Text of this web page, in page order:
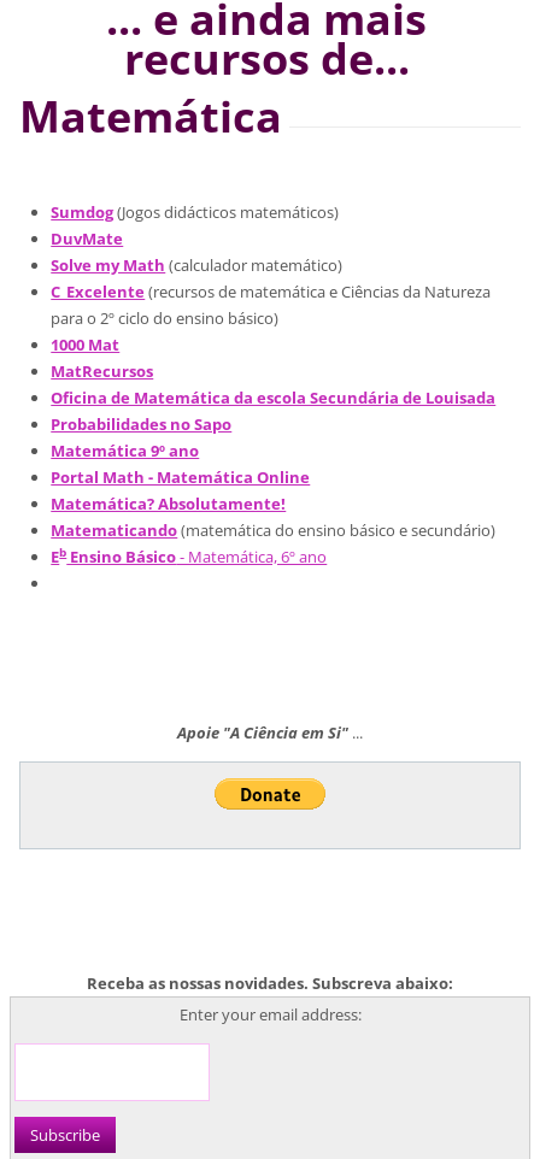
... e ainda mais
recursos de...
Matemática
Sumdog(Jogos didácticos matemáticos)
DuvMate
Solve my Math (calculador matemático)
C_Excelente(recursos de matemática e Ciências da Natureza
para o 2º ciclo do ensino básico)
1000 Mat
MatRecursos
Oficina de Matemática da escola Secundária de Louisada
Probabilidades no Sapo
Matemática 9º ano
Portal Math - Matemática Online
Matemática? Absolutamente!
Matematicando(matemática do ensino básico e secundário)
EbEnsino Básico- Matemática, 6º ano
Apoie "A Ciência em Si" ...
Receba as nossas novidades. Subscreva abaixo:
Enter your email address: